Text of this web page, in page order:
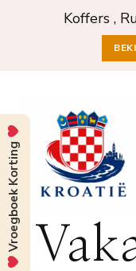
Koffers ,
Vroegboek Korting